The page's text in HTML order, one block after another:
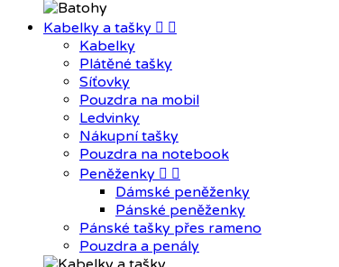
Kabelky a tašky  
Kabelky
Plátěné tašky
Síťovky
Pouzdra na mobil
Ledvinky
Nákupní tašky
Pouzdra na notebook
Peněženky  
Dámské peněženky
Pánské peněženky
Pánské tašky přes rameno
Pouzdra a penály